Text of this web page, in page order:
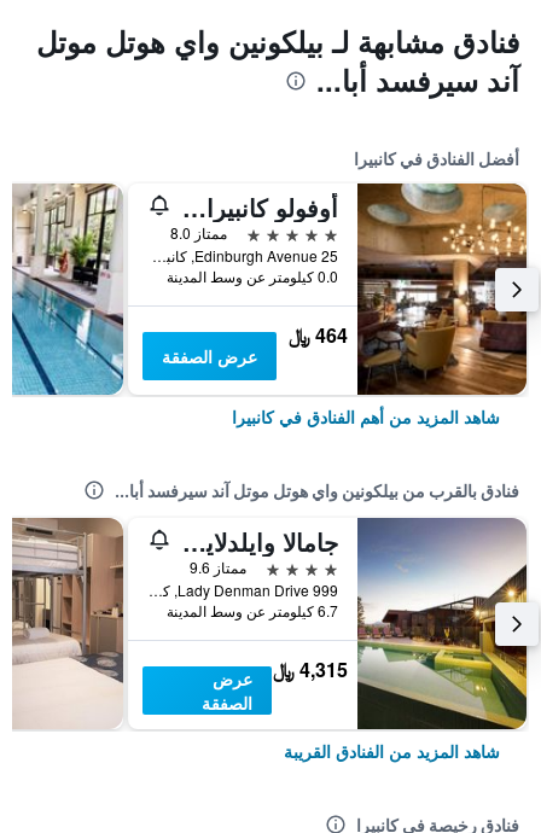
فنادق مشابهة لـ بيلكونين واي هوتل موتل
آند سيرفسد أبا...
أفضل الفنادق في كانبيرا
أوفولو كانبيرا، إيه ويندام هوتل
5 نجوم
ممتاز 8.0
25 Edinburgh Avenue, كانبيرا, ACT, أستراليا
0.0 كيلومتر عن وسط المدينة
464 ﷼
عرض الصفقة
شاهد المزيد من أهم الفنادق في كانبيرا
فنادق بالقرب من بيلكونين واي هوتل موتل آند سيرفسد أبا...
جامالا وايلدلايف لودج
4 نجوم
ممتاز 9.6
999 Lady Denman Drive, كانبيرا, ACT, أستراليا
6.7 كيلومتر عن وسط المدينة
4,315 ﷼
عرض
الصفقة
شاهد المزيد من الفنادق القريبة
فنادق رخيصة في كانبيرا